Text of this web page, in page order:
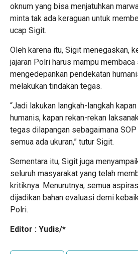
oknum yang bisa menjatuhkan
minta tak ada keraguan untuk
ucap Sigit.
Oleh karena itu, Sigit menegaskan,
jajaran Polri harus mampu
mengedepankan pendekatan
melakukan tindakan tegas.
“Jadi lakukan langkah-langkah
humanis, kapan rekan-rekan
tegas dilapangan sebagaimana
semua ada ukuran,” tutur Sigit.
Sementara itu, Sigit juga
seluruh masyarakat yang telah
kritiknya. Menurutnya, semua
dijadikan bahan evaluasi demi
Polri.
Editor : Yudis/*